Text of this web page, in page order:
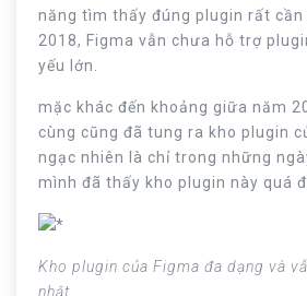
năng tìm thấy đúng plugin rất cần
2018, Figma vẫn chưa hỗ trợ
yếu lớn.
mặc khác đến khoảng giữa năm
cùng cũng đã tung ra kho plugin
ngạc nhiên là chỉ trong những
mình đã thấy kho plugin này quá
Kho plugin của Figma đa dạng và
nhật